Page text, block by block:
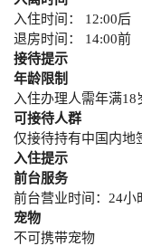
入住时间： 12:00后
退房时间： 14:00前
接待提示
年龄限制
入住办理人需年满18
可接待人群
仅接待持有中国内地
入住提示
前台服务
前台营业时间：24小
宠物
不可携带宠物